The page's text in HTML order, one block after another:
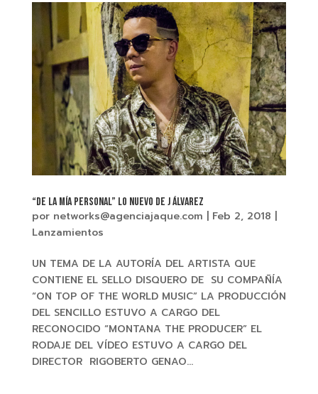
“DE LA MÍA PERSONAL” Lo nuevo de J ÁLVAREZ
por networks@agenciajaque.com | Feb 2, 2018 |
Lanzamientos
UN TEMA DE LA AUTORÍA DEL ARTISTA QUE
CONTIENE EL SELLO DISQUERO DE SU COMPAÑÍA
“ON TOP OF THE WORLD MUSIC” LA PRODUCCIÓN
DEL SENCILLO ESTUVO A CARGO DEL
RECONOCIDO “MONTANA THE PRODUCER” EL
RODAJE DEL VÍDEO ESTUVO A CARGO DEL
DIRECTOR RIGOBERTO GENAO...